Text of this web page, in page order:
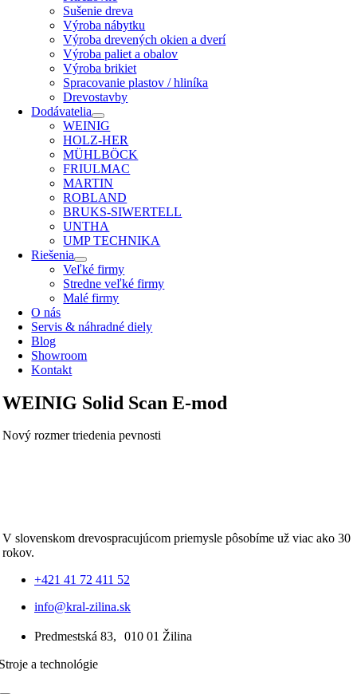
Sušenie dreva
Výroba nábytku
Výroba drevených okien a dverí
Výroba paliet a obalov
Výroba brikiet
Spracovanie plastov / hliníka
Drevostavby
Dodávatelia
WEINIG
HOLZ-HER
MÜHLBÖCK
FRIULMAC
MARTIN
ROBLAND
BRUKS-SIWERTELL
UNTHA
UMP TECHNIKA
Riešenia
Veľké firmy
Stredne veľké firmy
Malé firmy
O nás
Servis & náhradné diely
Blog
Showroom
Kontakt
WEINIG Solid Scan E-mod
Nový rozmer triedenia pevnosti
V slovenskom drevospracujúcom priemysle pôsobíme už viac ako 30
rokov.
+421 41 72 411 52
info@kral-zilina.sk
Predmestská 83, 010 01 Žilina
a technológie